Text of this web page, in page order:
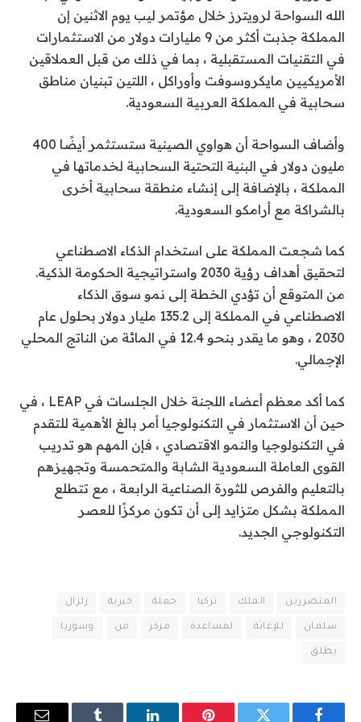
الله السواحة لرويترز خلال مؤتمر ليب يوم الاثنين إن
المملكة جذبت أكثر من 9 مليارات دولار من الاستثمارات
في التقنيات المستقبلية ، بما في ذلك من قبل العملاقين
الأمريكيين مايكروسوفت وأوراكل ، اللتين تبنيان مناطق
سحابية في المملكة العربية السعودية.
وأضاف السواحة أن هواوي الصينية ستستثمر أيضًا 400
مليون دولار في البنية التحتية السحابية لخدماتها في
المملكة ، بالإضافة إلى إنشاء منطقة سحابية أخرى
بالشراكة مع أرامكو السعودية.
كما شجعت المملكة على استخدام الذكاء الاصطناعي
لتحقيق أهداف رؤية 2030 واستراتيجية الحكومة الذكية.
من المتوقع أن تؤدي الخطة إلى نمو سوق الذكاء
الاصطناعي في المملكة إلى 135.2 مليار دولار بحلول عام
2030 ، وهو ما يقدر بنحو 12.4 في المائة من الناتج المحلي
الإجمالي.
كما أكد معظم أعضاء اللجنة خلال الجلسات في LEAP ، في
حين أن الاستثمار في التكنولوجيا أمر بالغ الأهمية للتقدم
في التكنولوجيا والنمو الاقتصادي ، فإن المهم هو تدريب
القوى العاملة السعودية الشابة والمتحمسة وتجهيزهم
بالتعليم والفرص للثورة الصناعية الرابعة ، مع تتطلع
المملكة بشكل متزايد إلى أن تكون مركزًا للعصر
التكنولوجي الجديد.
المتضررين الملك تركيا حملة خيرية زلزال
سلمان للإغاثة لمساعدة مركز من وسوريا
يطلق